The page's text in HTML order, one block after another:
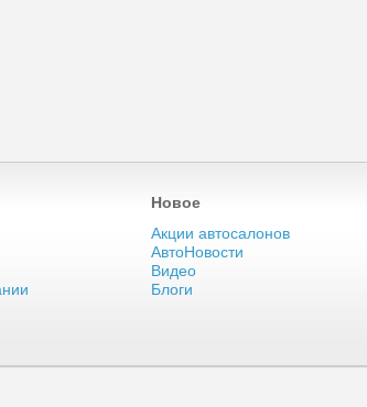
Новое
Акции автосалонов
АвтоНовости
Видео
Блоги